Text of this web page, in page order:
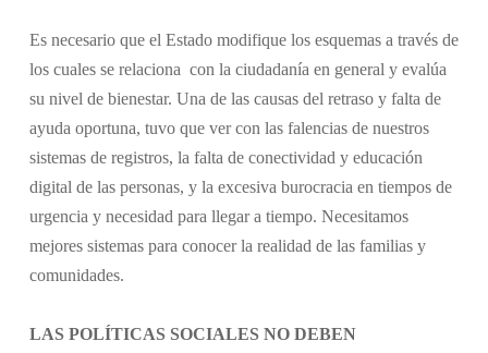
Es necesario que el Estado modifique los esquemas a través de
los cuales se relaciona con la ciudadanía en general y evalúa
su nivel de bienestar. Una de las causas del retraso y falta de
ayuda oportuna, tuvo que ver con las falencias de nuestros
sistemas de registros, la falta de conectividad y educación
digital de las personas, y la excesiva burocracia en tiempos de
urgencia y necesidad para llegar a tiempo. Necesitamos
mejores sistemas para conocer la realidad de las familias y
comunidades.
LAS POLÍTICAS SOCIALES NO DEBEN